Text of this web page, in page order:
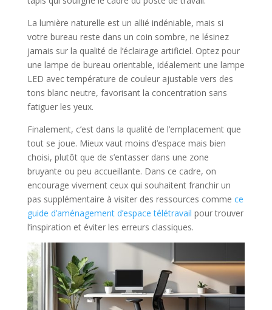
La lumière naturelle est un allié indéniable, mais si
votre bureau reste dans un coin sombre, ne lésinez
jamais sur la qualité de l’éclairage artificiel. Optez pour
une lampe de bureau orientable, idéalement une lampe
LED avec température de couleur ajustable vers des
tons blanc neutre, favorisant la concentration sans
fatiguer les yeux.
Finalement, c’est dans la qualité de l’emplacement que
tout se joue. Mieux vaut moins d’espace mais bien
choisi, plutôt que de s’entasser dans une zone
bruyante ou peu accueillante. Dans ce cadre, on
encourage vivement ceux qui souhaitent franchir un
pas supplémentaire à visiter des ressources comme ce
guide d’aménagement d’espace télétravail pour trouver
l’inspiration et éviter les erreurs classiques.